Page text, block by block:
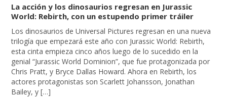
La acción y los dinosaurios regresan en Jurassic
World: Rebirth, con un estupendo primer tráiler
Los dinosaurios de Universal Pictures regresan en una nueva
trilogía que empezará este año con Jurassic World: Rebirth,
esta cinta empieza cinco años luego de lo sucedido en la
genial “Jurassic World Dominion”, que fue protagonizada por
Chris Pratt, y Bryce Dallas Howard. Ahora en Rebirth, los
actores protagonistas son Scarlett Johansson, Jonathan
Bailey, y […]